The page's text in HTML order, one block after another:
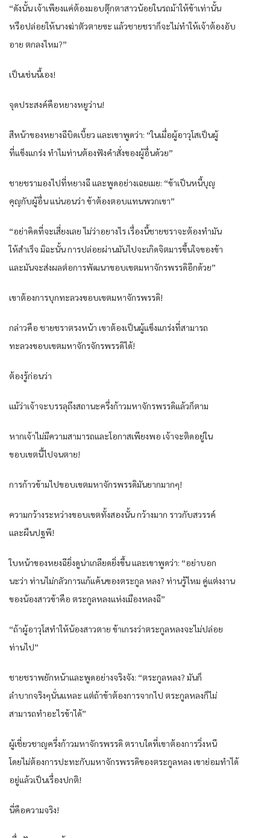
“ดังนั้น เจ้าเพียงแค่ต้องมอบตุ๊กตาสาวน้อยในรถม้าให้ข้าเท่านั้น
หรือปล่อยให้นางฆ่าตัวตายซะ แล้วชายชราก็จะไม่ทำให้เจ้าต้องอับ
อาย ตกลงไหม?”
เป็นเช่นนี้เอง!
จุดประสงค์คือหยางหยูว่าน!
สีหน้าของหยางฉีบิดเบี้ยว และเขาพูดว่า: “ในเมื่อผู้อาวุโสเป็นผู้
ที่แข็งแกร่ง ทำไมท่านต้องฟังคำสั่งของผู้อื่นด้วย”
ชายชรามองไปที่หยางฉี และพูดอย่างเฉยเมย: “ข้าเป็นหนี้บุญ
คุญกับผู้อื่น แน่นอนว่า ข้าต้องตอบแทนพวกเขา”
“อย่าคิดที่จะเสี่ยงเลย ไม่ว่าอยางไร เรื่องนี้ชายชราจะต้องทำมัน
ให้สำเร็จ มิฉะนั้น การปล่อยผ่านมันไปจะเกิดจิตมารขึ้นใจของข้า
และมันจะส่งผลต่อการพัฒนาขอบเขตมหาจักรพรรดิอีกด้วย”
เขาต้องการบุกทะลวงขอบเขตมหาจักรพรรดิ!
กล่าวคือ ชายชราตรงหน้า เขาต้องเป็นผู้แข็งแกร่งที่สามารถ
ทะลวงขอบเขตมหาจักรจักรพรรดิได้!
ต้องรู้ก่อนว่า
แม้ว่าเจ้าจะบรรลุถึงสถานะครึ่งก้าวมหาจักรพรรดิแล้วก็ตาม
หากเจ้าไม่มีความสามารถและโอกาสเพียงพอ เจ้าจะติดอยู่ใน
ขอบเขตนี้ไปจนตาย!
การก้าวข้ามไปขอบเขตมหาจักรพรรดิมันยากมากๆ!
ความกว้างระหว่างขอบเขตทั้งสองนั้น กว้างมาก ราวกับสวรรค์
และผืนปฐพี!
ใบหน้าของหยงฉียิ่งดูน่าเกลียดยิ่งขึ้น และเขาพูดว่า: “อย่าบอก
นะว่า ท่านไม่กลัวการแก้แค้นของตระกูล หลง? ท่านรู้ไหม คู่แต่งงาน
ของน้องสาวข้าคือ ตระกูลหลงแห่งเมืองหลงฉี”
“ถ้าผู้อาวุโสทำให้น้องสาวตาย ข้าเกรงว่าตระกูลหลงจะไม่ปล่อย
ท่านไป”
ชายชราพยักหน้าและพูดอย่างจริงจัง: “ตระกูลหลง? มันก็
ลำบากจริงๆนั่นแหละ แต่ถ้าข้าต้องการจากไป ตระกูลหลงก็ไม่
สามารถทำอะไรข้าได้”
ผู้เชี่ยวชาญครึ่งก้าวมหาจักรพรรดิ ตราบใดที่เขาต้องการวิ่งหนี
โดยไม่ต้องการปะทะกับมหาจักรพรรดิของตระกูลหลง เขาย่อมทำได้
อยู่แล้วเป็นเรื่องปกติ!
นี่คือความจริง!